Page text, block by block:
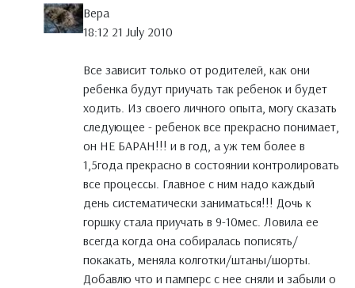
Вера
18:12 21 July 2010
Все зависит только от родителей, как они
ребенка будут приучать так ребенок и будет
ходить. Из своего личного опыта, могу сказать
следующее - ребенок все прекрасно понимает,
он НЕ БАРАН!!! и в год, а уж тем более в
1,5года прекрасно в состоянии контролировать
все процессы. Главное с ним надо каждый
день систематически заниматься!!! Дочь к
горшку стала приучать в 9-10мес. Ловила ее
всегда когда она собиралась пописять/
покакать, меняла колготки/штаны/шорты.
Добавлю что и памперс с нее сняли и забыли о